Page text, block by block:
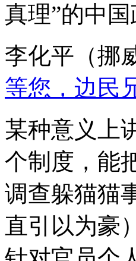
真理”的中
李化平（挪
等您，边民
某种意义上
个制度，能
调查躲猫猫
直引以为豪